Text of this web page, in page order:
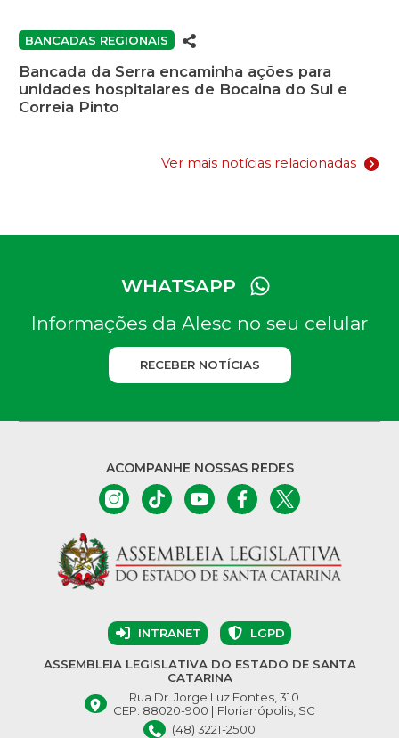
BANCADAS REGIONAIS
Bancada da Serra encaminha ações para
unidades hospitalares de Bocaina do Sul e
Correia Pinto
Ver mais notícias relacionadas
WHATSAPP
Informações da Alesc no seu celular
RECEBER NOTÍCIAS
ACOMPANHE NOSSAS REDES
INTRANET LGPD
ASSEMBLEIA LEGISLATIVA DO ESTADO DE SANTA
CATARINA
Rua Dr. Jorge Luz Fontes, 310
CEP: 88020-900 | Florianópolis, SC
(48) 3221-2500